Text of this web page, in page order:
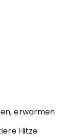
erwärmen
Hitze